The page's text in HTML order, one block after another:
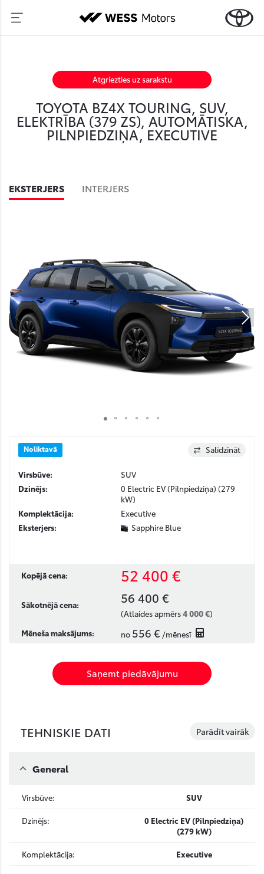
Atgriezties uz sarakstu
TOYOTA BZ4X TOURING, SUV,
ELEKTRĪBA (379 ZS), AUTOMĀTISKA,
PILNPIEDZIŅA, EXECUTIVE
EKSTERJERS INTERJERS
Noliktavā Salīdzināt
Virsbūve:
SUV
Dzinējs:
0 Electric EV (Pilnpiedziņa) (279
kW)
Komplektācija:
Executive
Eksterjers:
Sapphire Blue
Kopējā cena: 52 400 €
Sākotnējā cena: 56 400 €
(Atlaides apmērs4 000 €)
Mēneša maksājums:
no 556 € /mēnesī
Saņemt piedāvājumu
Parādīt vairāk
TEHNISKIE DATI
General
Virsbūve: SUV
Dzinējs:
0 Electric EV (Pilnpiedziņa)
(279 kW)
Komplektācija: Executive